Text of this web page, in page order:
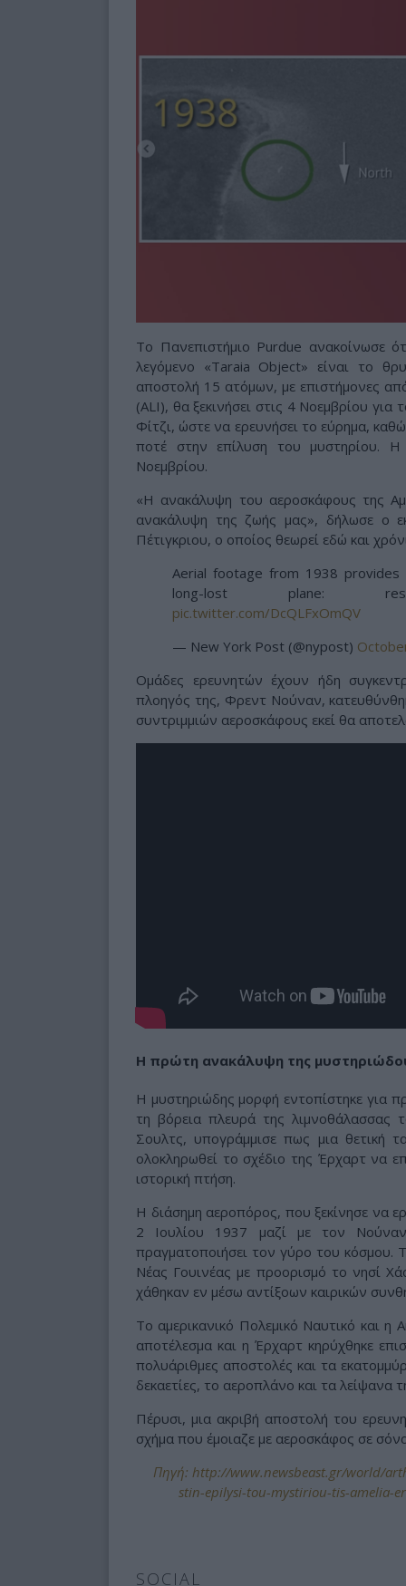
Το Πανεπιστήμιο Purdue ανακοίνωσε
λεγόμενο «Taraia Object» είναι το
αποστολή 15 ατόμων, με επιστήμονες
(ALI), θα ξεκινήσει στις 4 Νοεμβρίου
Φίτζι, ώστε να ερευνήσει το εύρημα,
ποτέ στην επίλυση του μυστηρίου. Η
Νοεμβρίου.
«Η ανακάλυψη του αεροσκάφους της
ανακάλυψη της ζωής μας», δήλωσε ο
Πέτιγκριου, ο οποίος θεωρεί εδώ και
Aerial footage from 1938 provides
long-lost plane:
pic.twitter.com/DcQLFxOmQV
— New York Post (@nypost)
Ομάδες ερευνητών έχουν ήδη
πλοηγός της, Φρεντ Νούναν,
συντριμμιών αεροσκάφους εκεί θα
Η πρώτη ανακάλυψη της
Η μυστηριώδης μορφή εντοπίστηκε για
τη βόρεια πλευρά της λιμνοθάλασσας
Σουλτς, υπογράμμισε πως μια
ολοκληρωθεί το σχέδιο της Έρχαρτ να
ιστορική πτήση.
Η διάσημη αεροπόρος, που ξεκίνησε να
2 Ιουλίου 1937 μαζί με τον
πραγματοποιήσει τον γύρο του κόσμου.
Νέας Γουινέας με προορισμό το νησί
χάθηκαν εν μέσω αντίξοων καιρικών
Το αμερικανικό Πολεμικό Ναυτικό και
αποτέλεσμα και η Έρχαρτ κηρύχθηκε
πολυάριθμες αποστολές και τα
δεκαετίες, το αεροπλάνο και τα
Πέρυσι, μια ακριβή αποστολή του
σχήμα που έμοιαζε με αεροσκάφος σε
Πηγή: http://www.newsbeast.gr/world/
stin-epilysi-tou-mystiriou-tis-amelia-
SOCIAL